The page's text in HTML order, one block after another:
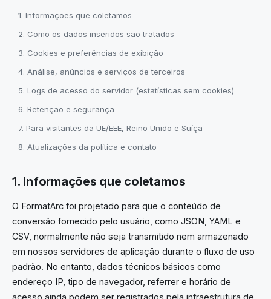
1. Informações que coletamos
2. Como os dados inseridos são tratados
3. Cookies e preferências de exibição
4. Análise, anúncios e serviços de terceiros
5. Logs de acesso do servidor (estatísticas sem cookies)
6. Retenção e segurança
7. Para visitantes da UE/EEE, Reino Unido e Suíça
8. Atualizações da política e contato
1. Informações que coletamos
O FormatArc foi projetado para que o conteúdo de
conversão fornecido pelo usuário, como JSON, YAML e
CSV, normalmente não seja transmitido nem armazenado
em nossos servidores de aplicação durante o fluxo de uso
padrão. No entanto, dados técnicos básicos como
endereço IP, tipo de navegador, referrer e horário de
acesso ainda podem ser registrados pela infraestrutura de